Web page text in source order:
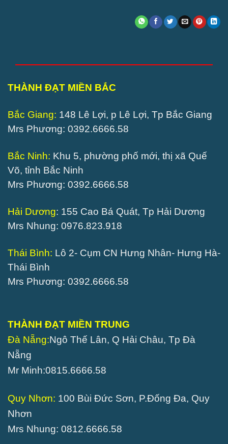
THÀNH ĐẠT MIỀN BẮC
Bắc Giang: 148 Lê Lợi, p Lê Lợi, Tp Bắc Giang
Mrs Phương: 0392.6666.58
Bắc Ninh: Khu 5, phường phố mới, thị xã Quế
Võ, tỉnh Bắc Ninh
Mrs Phương: 0392.6666.58
Hải Dương: 155 Cao Bá Quát, Tp Hải Dương
Mrs Nhung: 0976.823.918
Thái Bình: Lô 2- Cụm CN Hưng Nhân- Hưng Hà-
Thái Bình
Mrs Phương: 0392.6666.58
THÀNH ĐẠT MIỀN TRUNG
Đà Nẵng:Ngô Thế Lân, Q Hải Châu, Tp Đà
Nẵng
Mr Minh:0815.6666.58
Quy Nhơn: 100 Bùi Đức Sơn, P.Đống Đa, Quy
Nhơn
Mrs Nhung: 0812.6666.58